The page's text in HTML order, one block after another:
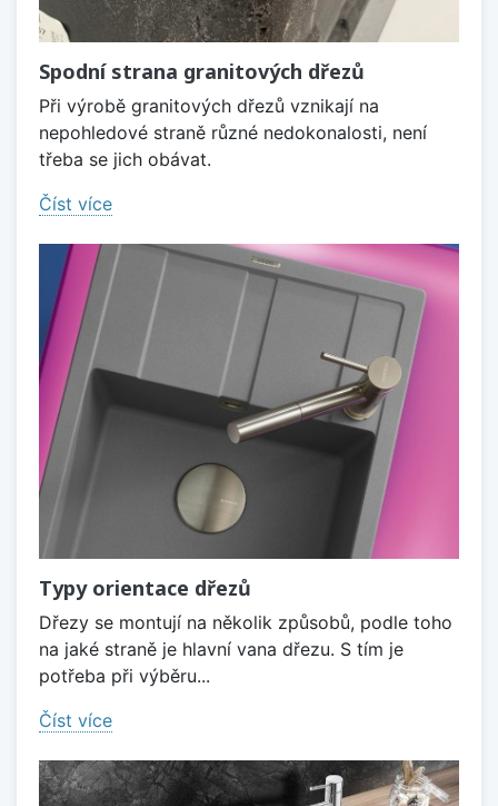
Spodní strana granitových dřezů
Při výrobě granitových dřezů vznikají na
nepohledové straně různé nedokonalosti, není
třeba se jich obávat.
Číst více
Typy orientace dřezů
Dřezy se montují na několik způsobů, podle toho
na jaké straně je hlavní vana dřezu. S tím je
potřeba při výběru...
Číst více